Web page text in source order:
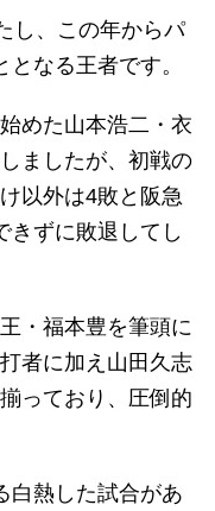
し、この年からパ
なる王者です。
めた山本浩二・衣
ましたが、初戦の
以外は4敗と阪急
きずに敗退してし
・福本豊を筆頭に
者に加え山田久志
っており、圧倒的
白熱した試合があ